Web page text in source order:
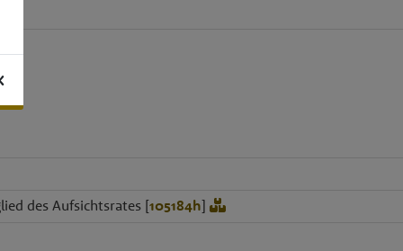
des Aufsichtsrates [105184h]